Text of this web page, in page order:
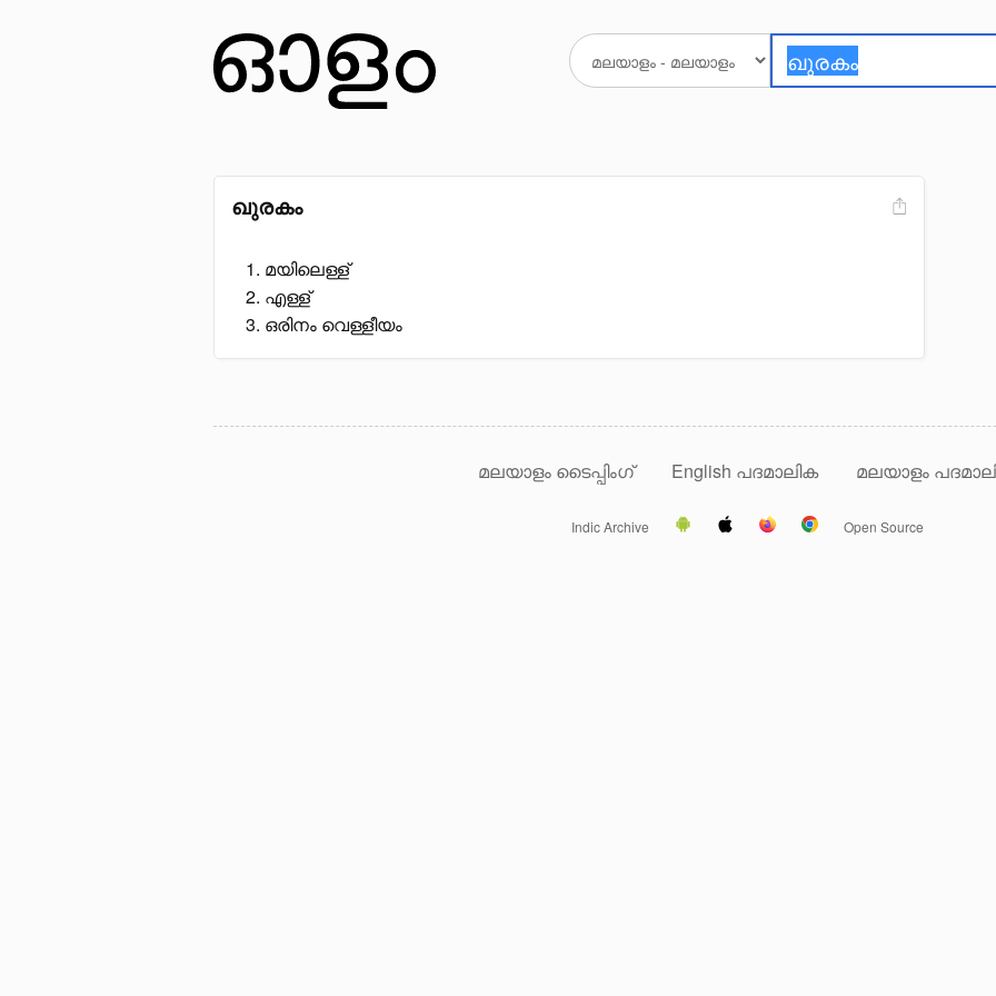
ഖുരകം
മയിലെള്ള്
എള്ള്
ഒരിനം വെള്ളീയം
മലയാളം ടൈപ്പിംഗ് English പദമാലിക മലയാളം
Indic Archive Open Source